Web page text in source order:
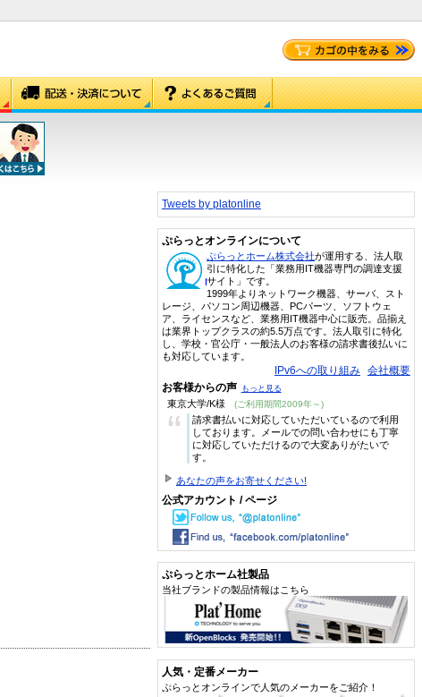
Tweets by platonline
ぷらっとオンラインについて
ぷらっとホーム株式会社が運用する、法人取
引に特化した「業務用IT機器専門の調達支援
サイト」です。
1999年よりネットワーク機器、サーバ、スト
レージ、パソコン周辺機器、PCパーツ、ソフトウェ
ア、ライセンスなど、業務用IT機器中心に販売。品揃え
は業界トップクラスの約5.5万点です。法人取引に特化
し、学校・官公庁・一般法人のお客様の請求書後払いに
も対応しています。
IPv6への取り組み 会社概要
お客様からの声 もっと見る
東京大学/K様 (ご利用期間2009年～)
“
請求書払いに対応していただいているので利用
しております。メールでの問い合わせにも丁寧
に対応していただけるので大変ありがたいで
す。
あなたの声をお寄せください!
公式アカウント / ページ
ぷらっとホーム社製品
当社ブランドの製品情報はこちら
人気・定番メーカー
ぷらっとオンラインで人気のメーカーをご紹介！